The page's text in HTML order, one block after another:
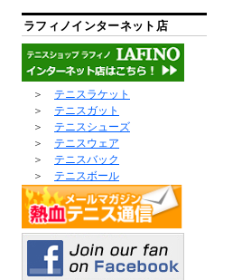
ラフィノインターネット店
＞ テニスラケット
＞ テニスガット
＞ テニスシューズ
＞ テニスウェア
＞ テニスバック
＞ テニスボール